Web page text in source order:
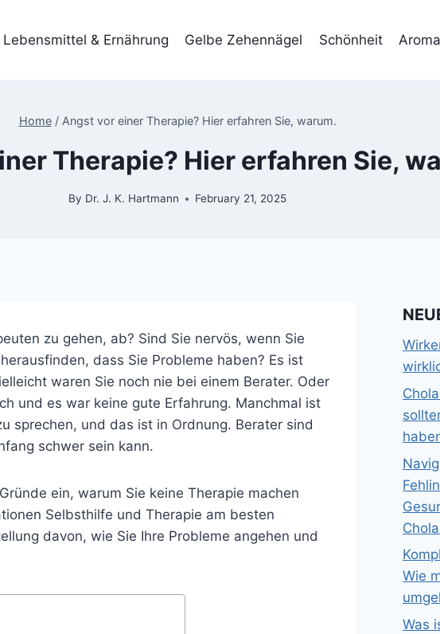
Lebensmittel & Ernährung Gelbe Zehennägel Schönheit
Home / Angst vor einer Therapie? Hier erfahren Sie, warum.
Therapie? Hier erfahren Sie,
By Dr. J. K. Hartmann February 21, 2025
zu gehen, ab? Sind Sie nervös, wenn Sie
dass Sie Probleme haben? Es ist
waren Sie noch nie bei einem Berater. Oder
und es war keine gute Erfahrung. Manchmal ist
sprechen, und das ist in Ordnung. Berater sind
schwer sein kann.
ein, warum Sie keine Therapie machen
Selbsthilfe und Therapie am besten
davon, wie Sie Ihre Probleme angehen und
Wie
Was